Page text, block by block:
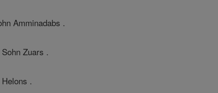
Amminadabs .
Zuars .
.